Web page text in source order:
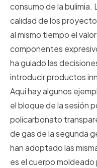
consumo de la
calidad de los
al mismo tiempo el
componentes
ha guiado las
introducir productos
Aquí hay algunos
el bloque de la sesión
policarbonato
de gas de la segunda
han adoptado las
es el cuerpo